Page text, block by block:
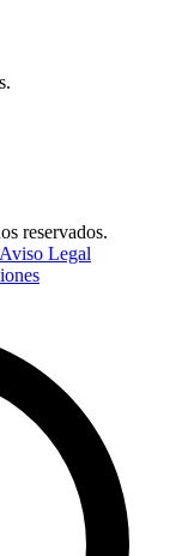
reservados.
Aviso Legal